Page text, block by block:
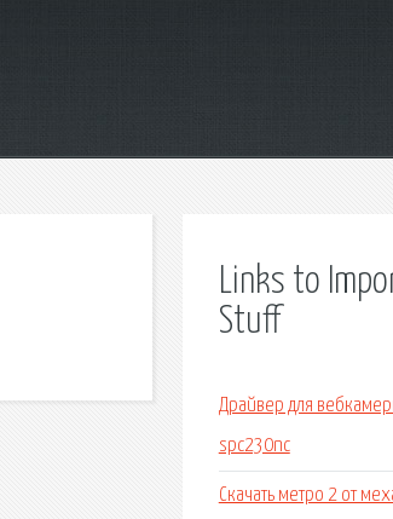
Links to
Stuff
Драйвер для
spc230nc
Скачать метро 2 от